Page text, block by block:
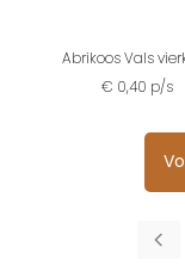
Abrikoos Vals
€ 0,40 p/s